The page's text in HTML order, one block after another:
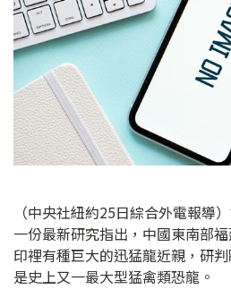
（中央社紐約25日綜合外電報導
一份最新研究指出，中國東南部
印裡有種巨大的迅猛龍近親，研
是史上又一最大型猛禽類恐龍。